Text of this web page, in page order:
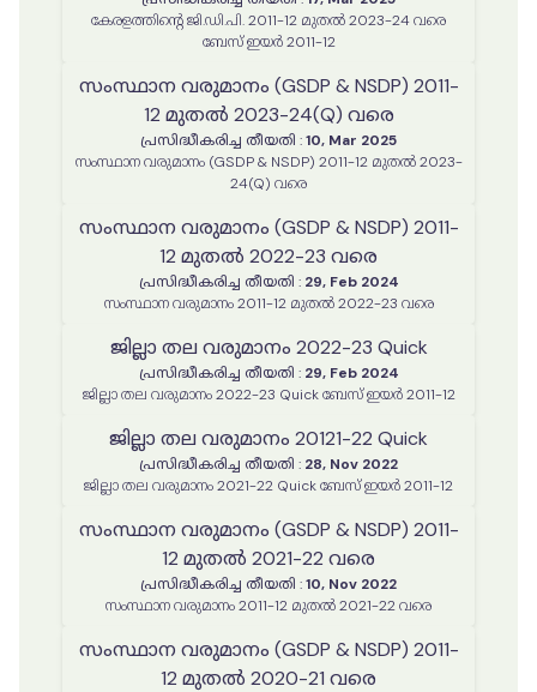
കേരളത്തിന്റെ ജി.ഡി.പി. 2011-12 മുതൽ 2023-24 വരെ
ബേസ് ഇയർ 2011-12
സംസ്ഥാന വരുമാനം (GSDP & NSDP) 2011-
12 മുതൽ 2023-24(Q) വരെ
പ്രസിദ്ധീകരിച്ച തീയതി :10, Mar 2025
സംസ്ഥാന വരുമാനം (GSDP & NSDP) 2011-12 മുതൽ 2023-
24(Q) വരെ
സംസ്ഥാന വരുമാനം (GSDP & NSDP) 2011-
12 മുതൽ 2022-23 വരെ
പ്രസിദ്ധീകരിച്ച തീയതി : 29, Feb 2024
സംസ്ഥാന വരുമാനം 2011-12 മുതൽ 2022-23 വരെ
ജില്ലാ തല വരുമാനം 2022-23 Quick
പ്രസിദ്ധീകരിച്ച തീയതി : 29, Feb 2024
ജില്ലാ തല വരുമാനം 2022-23 Quick ബേസ് ഇയർ 2011-12
ജില്ലാ തല വരുമാനം 20121-22 Quick
പ്രസിദ്ധീകരിച്ച തീയതി : 28, Nov 2022
ജില്ലാ തല വരുമാനം 2021-22 Quick ബേസ് ഇയർ 2011-12
സംസ്ഥാന വരുമാനം (GSDP & NSDP) 2011-
12 മുതൽ 2021-22 വരെ
പ്രസിദ്ധീകരിച്ച തീയതി :10, Nov 2022
സംസ്ഥാന വരുമാനം 2011-12 മുതൽ 2021-22 വരെ
സംസ്ഥാന വരുമാനം (GSDP & NSDP) 2011-
12 മുതൽ 2020-21 വരെ